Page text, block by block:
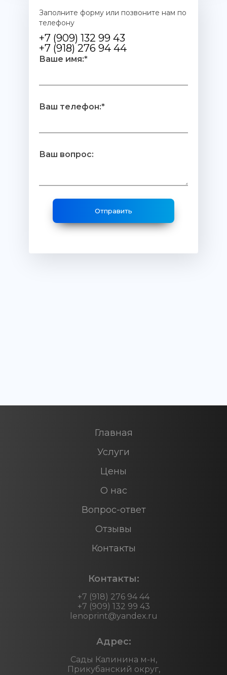
Заполните форму или позвоните нам по
телефону
+7 (909) 132 99 43
+7 (918) 276 94 44
Ваше имя:*
Ваш телефон:*
Ваш вопрос:
Контакты:
+7 (918) 276 94 44
+7 (909) 132 99 43
lenoprint@yandex.ru
Адрес:
Сады Калинина м-н,
Прикубанский округ,
Главная
Услуги
Цены
О нас
Вопрос-ответ
Отзывы
Контакты